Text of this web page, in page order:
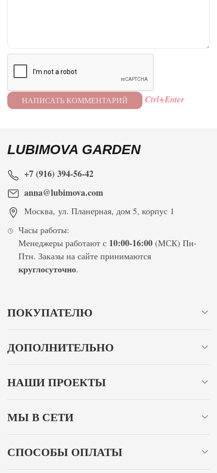
Ctrl+Enter
LUBIMOVA GARDEN
+7 (916) 394-56-42
anna@lubimova.com
Москва, ул. Планерная, дом 5, корпус 1
Часы работы:
Менеджеры работают с 10:00-16:00(МСК) Пн-
Птн. Заказы на сайте принимаются
круглосуточно.
ПОКУПАТЕЛЮ
ДОПОЛНИТЕЛЬНО
НАШИ ПРОЕКТЫ
МЫ В СЕТИ
СПОСОБЫ ОПЛАТЫ